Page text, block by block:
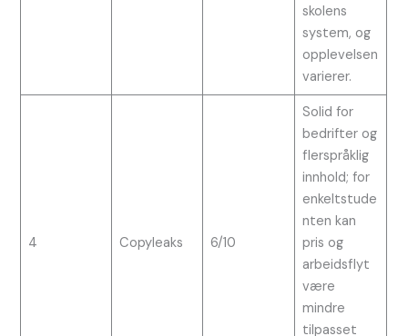
skolens
system, og
opplevelsen
varierer.
4 Copyleaks 6/10
Solid for
bedrifter og
flerspråklig
innhold; for
enkeltstude
nten kan
pris og
arbeidsflyt
være
mindre
tilpasset